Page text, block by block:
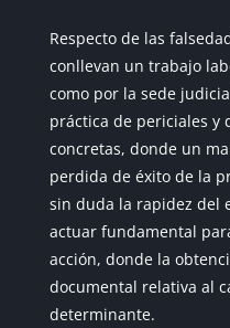
Respecto de las
conllevan un trabajo
como por la sede
práctica de periciales y
concretas, donde un
perdida de éxito de la
sin duda la rapidez del
actuar fundamental
acción, donde la
documental relativa al
determinante.